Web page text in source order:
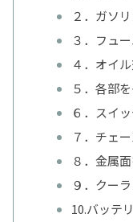
２．ガソ
３．フュ
４．オイ
５．各部
６．スイ
７．チェ
８．金属
９．クー
10.バッテ